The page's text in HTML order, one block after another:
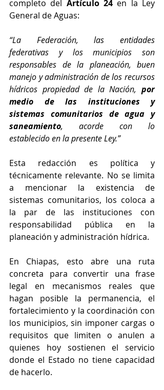
completo del Artículo 24 en la Ley
General de Aguas:
“La Federación, las entidades
federativas y los municipios son
responsables de la planeación, buen
manejo y administración de los recursos
hídricos propiedad de la Nación, por
medio de las instituciones y
sistemas comunitarios de agua y
saneamiento, acorde con lo
establecido en la presente Ley.”
Esta redacción es política y
técnicamente relevante. No se limita
a mencionar la existencia de
sistemas comunitarios, los coloca a
la par de las instituciones con
responsabilidad pública en la
planeación y administración hídrica.
En Chiapas, esto abre una ruta
concreta para convertir una frase
legal en mecanismos reales que
hagan posible la permanencia, el
fortalecimiento y la coordinación con
los municipios, sin imponer cargas o
requisitos que limiten o anulen a
quienes hoy sostienen el servicio
donde el Estado no tiene capacidad
de hacerlo.